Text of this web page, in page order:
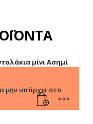
μίνι Ασημί
μην υπάρχει στο